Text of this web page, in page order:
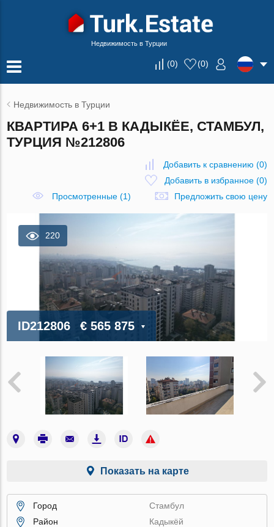
Недвижимость в Турции
(0) (0)
Недвижимость в Турции
КВАРТИРА 6+1 В КАДЫКЁЕ, СТАМБУЛ,
ТУРЦИЯ №212806
Добавить к сравнению (0)
Добавить в избранное(0)
Просмотренные (1)
Предложить свою цену
220
ID212806 € 565 875
Показать на карте
Город
Стамбул
Район
Кадыкёй